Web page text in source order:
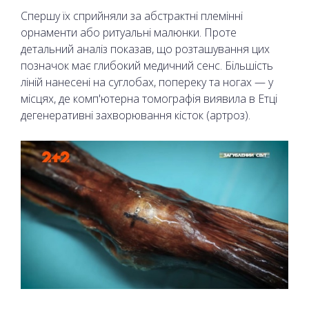
Спершу їх сприйняли за абстрактні племінні
орнаменти або ритуальні малюнки. Проте
детальний аналіз показав, що розташування цих
позначок має глибокий медичний сенс. Більшість
ліній нанесені на суглобах, попереку та ногах — у
місцях, де комп'ютерна томографія виявила в Етці
дегенеративні захворювання кісток (артроз).